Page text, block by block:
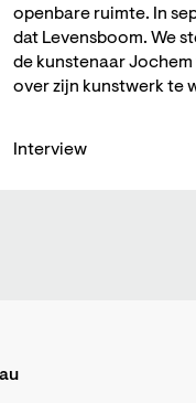
openbare ruimte. In
dat Levensboom. We
de kunstenaar Jochem
over zijn kunstwerk te
Interview